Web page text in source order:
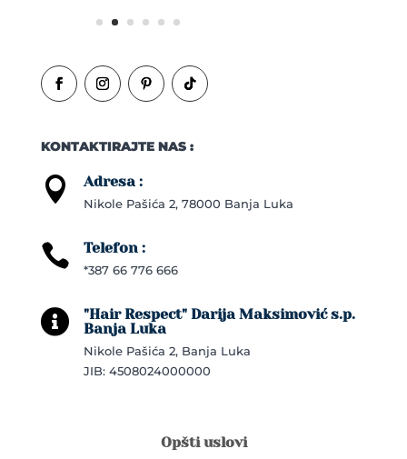
KONTAKTIRAJTE NAS :
 Adresa :
Nikole Pašića 2, 78000 Banja Luka
 Telefon :
*387 66 776 666

"Hair Respect" Darija Maksimović s.p.
Banja Luka
Nikole Pašića 2, Banja Luka
JIB: 4508024000000
Opšti uslovi